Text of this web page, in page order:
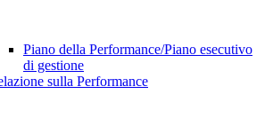
Piano della Performance/Piano esecutivo
di gestione
sulla Performance